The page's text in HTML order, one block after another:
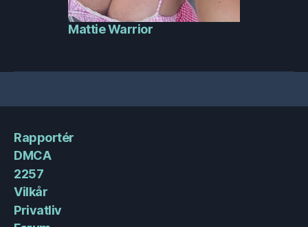
Mattie Warrior
Rapportér
DMCA
2257
Vilkår
Privatliv